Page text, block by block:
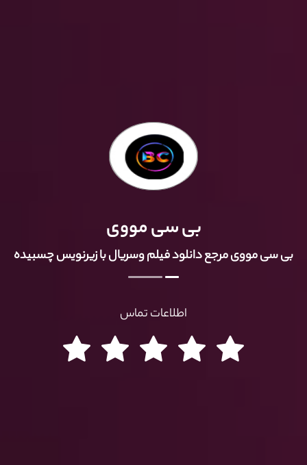
بی سی مووی
بی سی مووی مرجع دانلود فیلم وسریال با زیرنویس چسبیده
اطلاعات تماس